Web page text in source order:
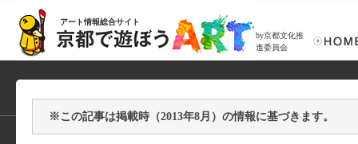
アート情報総合サイト
by京都文化推
進委員会
※この記事は掲載時（2013年8月）の情報に基づきます。